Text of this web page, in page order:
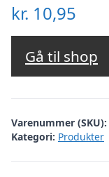
kr. 10,95
Gå til shop
Varenummer (SKU):
Kategori: Produkter